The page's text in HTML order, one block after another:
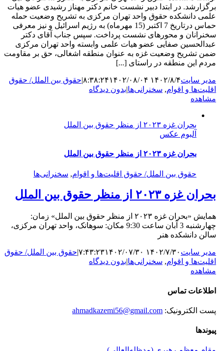
برگزارشد. در ابتدا دبیر نشست خانم دکتر مهناز رشیدی عضو هیات
علمی دانشکده حقوق واحد تهران مرکزی به تشریح وضعیت حمله
حماس درتاریخ 7 اکتبر (15 مهرماه) به رژیم اسرائیل و نیز معرفی
سخنرانان و محورهای نشست پرداخت. سپس جناب آقای دکتر
عبدالحسین صفایی عضو هیات علمی وابسته واحد تهران مرکزی
ضمن تشریح وضعیت غزه به عنوان منطقه اشغالی، حق بر مقاومت
مردم این منطقه در راستای [...]
مدیر سایت۱۴۰۲/۸/۴ ۸:۳۸:۲۴ ۱۴۰۲/۰۸/۰۴ |حقوق بین الملل/ حقوق
اقلیت‌ها و اقوام, سخنرانی‌ها|بدون دیدگاه
مشاهده
بحران غزه ۲۰۲۳ از منظر حقوق بین الملل
آلبوم عکس
بحران غزه ۲۰۲۳ از منظر حقوق بین الملل
حقوق بین الملل/ حقوق اقلیت‌ها و اقوام, سخنرانی‌ها
بحران غزه ۲۰۲۳ از منظر حقوق بین الملل
همایش «بحران غزه ۲۰۲۳ از منظر حقوق بین الملل» زمان:
چهارشنبه 3 آبان ساعت 9:30 مکان: سوهانک، واحد تهران مرکزی،
سالن دانشکده هنر
مدیر سایت ۱۴۰۲/۷/۳۰ ۷:۴۳:۲۳ ۱۴۰۲/۰۷/۳۰ |حقوق بین الملل/ حقوق
اقلیت‌ها و اقوام, سخنرانی‌ها|بدون دیدگاه
مشاهده
اطلاعات تماس
پست الکترونیک: ahmadkazemi56@gmail.com
پیوندها